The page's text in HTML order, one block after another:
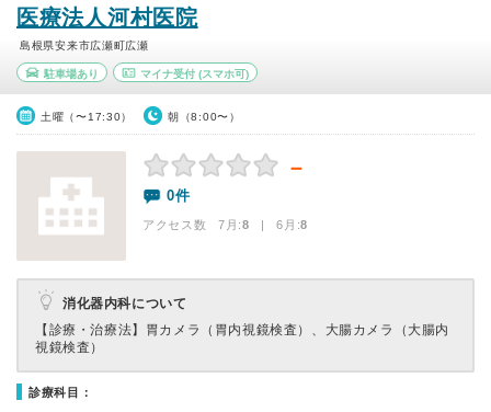
医療法人河村医院
島根県安来市広瀬町広瀬
駐車場あり マイナ受付(スマホ可)
土曜（〜17:30） 朝（8:00〜）
－
0件
アクセス数 7月:8 | 6月:8
消化器内科について
【診療・治療法】 胃カメラ（胃内視鏡検査）、大腸カメラ（大腸内
視鏡検査）
診療科目：